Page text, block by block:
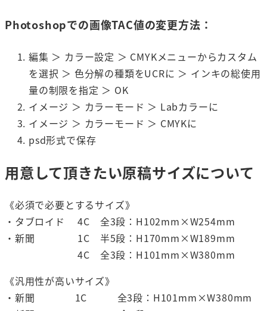
Photoshopでの画像TAC値の変更方法：
編集 ＞ カラー設定 ＞ CMYKメニューからカスタム
を選択 ＞ 色分解の種類をUCRに ＞ インキの総使用
量の制限を指定 ＞ OK
イメージ ＞ カラーモード ＞ Labカラーに
イメージ ＞ カラーモード ＞ CMYKに
psd形式で保存
用意して頂きたい原稿サイズについて
《必須で必要とするサイズ》
・タブロイド 4C 全3段：H102mm×W254mm
・新聞 1C 半5段：H170mm×W189mm
4C 全3段：H101mm×W380mm
《汎用性が高いサイズ》
・新聞 1C 全3段：H101mm×W380mm